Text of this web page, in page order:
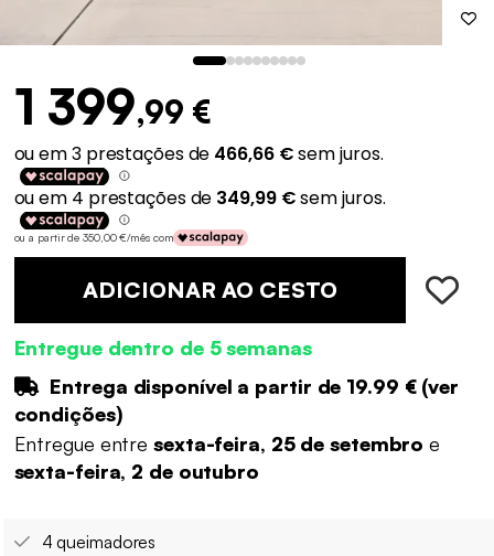
1 399,99 €
ou a partir de 350,00 €/mês com
ADICIONAR AO CESTO
Entregue dentro de 5 semanas
Entrega disponível a partir de 19.99 €(ver
condições)
Entregue entre sexta-feira, 25 de setembroe
sexta-feira, 2 de outubro
4 queimadores